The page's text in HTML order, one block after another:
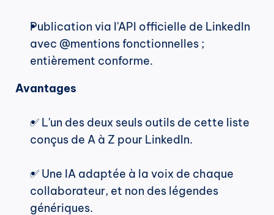
Publication via l'API officielle de LinkedIn
avec @mentions fonctionnelles ;
entièrement conforme.
Avantages
✅ L'un des deux seuls outils de cette liste
conçus de A à Z pour LinkedIn.
✅ Une IA adaptée à la voix de chaque
collaborateur, et non des légendes
génériques.